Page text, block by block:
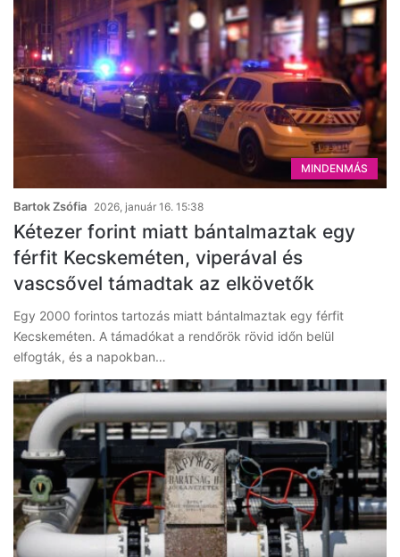
MINDENMÁS
Bartok Zsófia 2026, január 16. 15:38
Kétezer forint miatt bántalmaztak egy
férfit Kecskeméten, viperával és
vascsővel támadtak az elkövetők
Egy 2000 forintos tartozás miatt bántalmaztak egy férfit
Kecskeméten. A támadókat a rendőrök rövid időn belül
elfogták, és a napokban…